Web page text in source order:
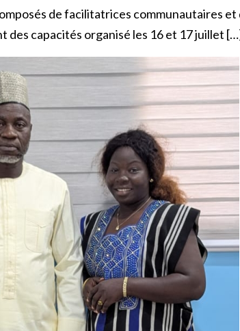
de facilitatrices communautaires et
des capacités organisé les 16 et 17 juillet